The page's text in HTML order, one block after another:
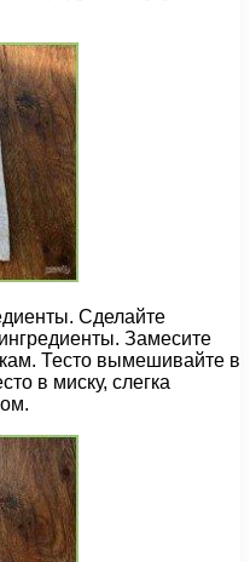
Сделайте
Замесите
Тесто вымешивайте в
в миску, слегка